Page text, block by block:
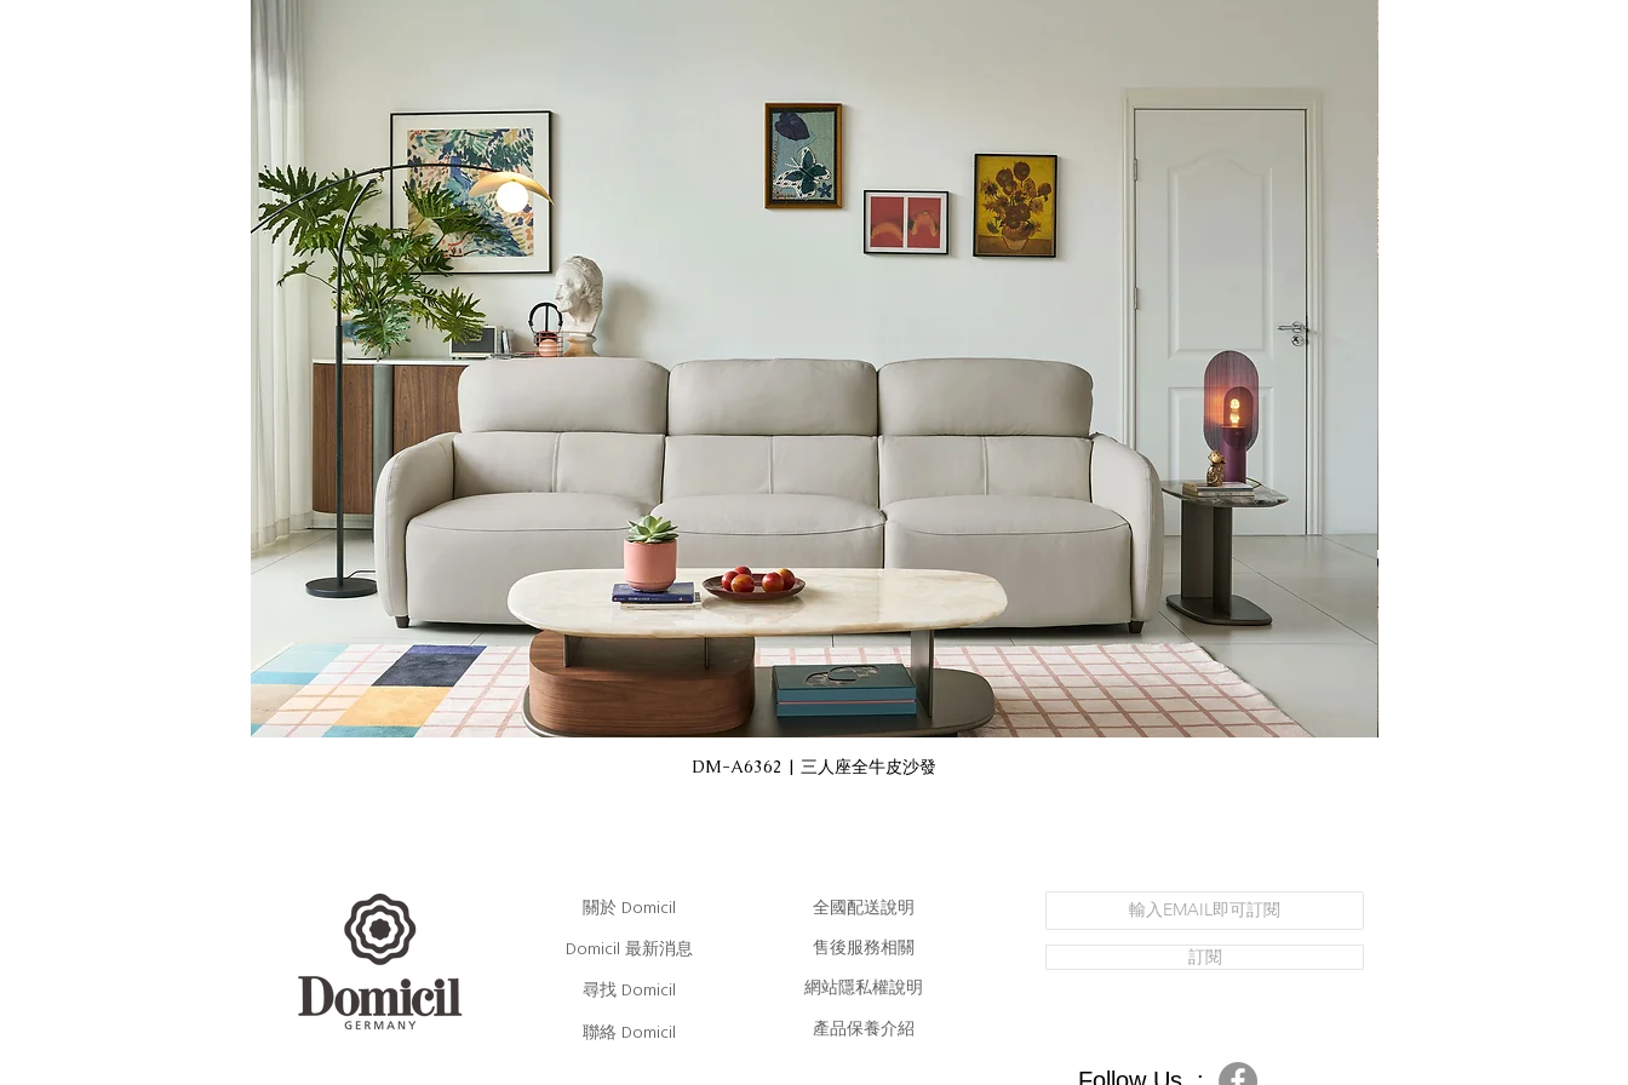
DM-A6362 | 三人座全牛皮沙發
關於 Domicil
Domicil 最新消息
尋找 Domicil
聯絡 Domicil
​全國配送說明
售後服務相關
網站隱私權說明
產品保養介紹
訂閱